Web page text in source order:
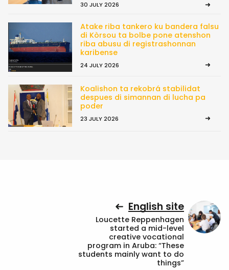
30 JULY 2026
Atake riba tankero ku bandera falsu
di Kòrsou ta bolbe pone atenshon
riba abusu di registrashonnan
karibense
24 JULY 2026
Koalishon ta rekobrá stabilidat
despues di simannan di lucha pa
poder
23 JULY 2026
English site
Loucette Reppenhagen
started a mid-level
creative vocational
program in Aruba: “These
students mainly want to do
things”